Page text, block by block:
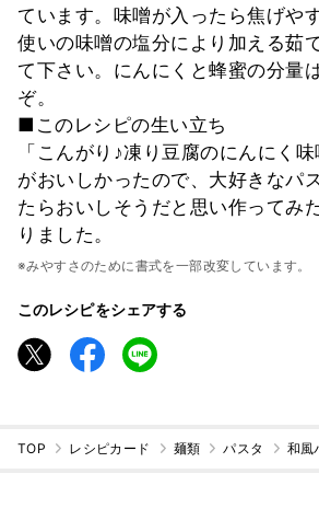
ています。味噌が入ったら焦げや
使いの味噌の塩分により加える茹
て下さい。にんにくと蜂蜜の分量
ぞ。
■このレシピの生い立ち
「こんがり♪凍り豆腐のにんにく
がおいしかったので、大好きなパ
たらおいしそうだと思い作ってみ
りました。
※みやすさのために書式を一部改変しています。
このレシピをシェアする
TOP レシピカード 麺類 パスタ 和風